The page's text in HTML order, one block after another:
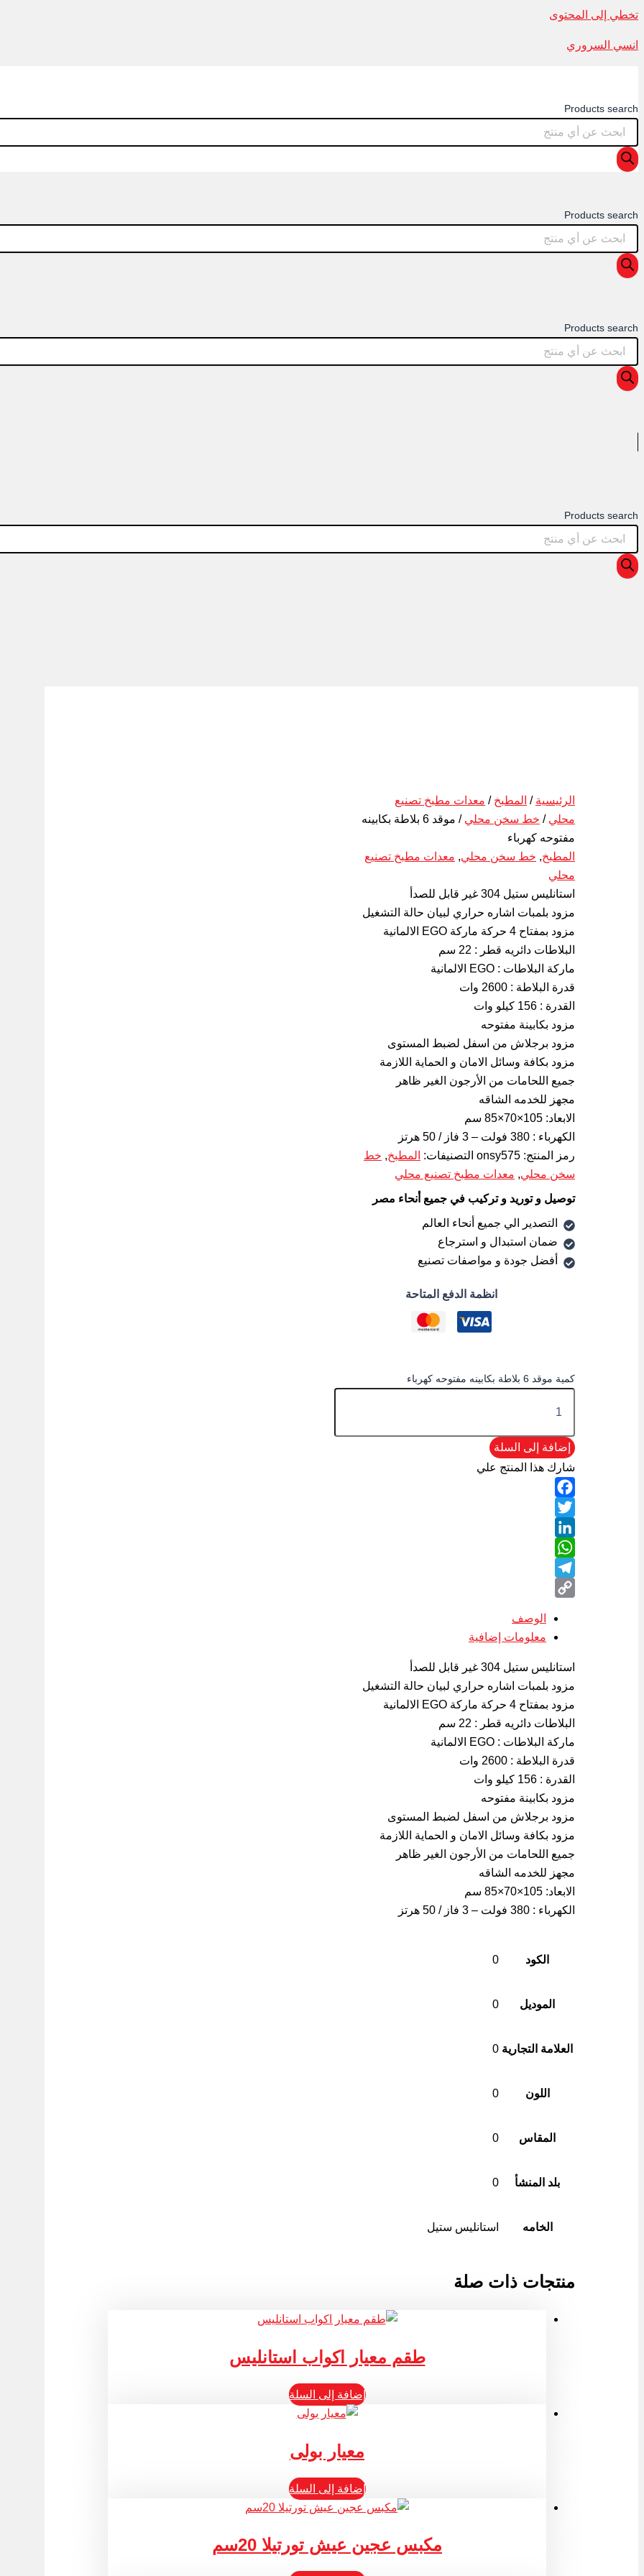
تخطي إلى المحتوى
انسي السروري
Products search
Products search
Products search
Products search
الرئيسية / المطبخ / معدات مطبخ تصنيع
محلي / خط سخن محلي
/ موقد 6 بلاطة بكابينه
مفتوحه كهرباء
المطبخ, خط سخن محلي, معدات مطبخ تصنيع
محلي
استانليس ستيل 304 غير قابل للصدأ
مزود بلمبات اشاره حراري لبيان حالة التشغيل
مزود بمفتاح 4 حركة ماركة EGO الالمانية
البلاطات دائريه قطر : 22 سم
ماركة البلاطات : EGO الالمانية
قدرة البلاطة : 2600 وات
القدرة : 156 كيلو وات
مزود بكابينة مفتوحه
مزود برجلاش من اسفل لضبط المستوى
مزود بكافة وسائل الامان و الحماية اللازمة
جميع اللحامات من الأرجون الغير ظاهر
مجهز للخدمه الشاقه
الابعاد: 105×70×85 سم
الكهرباء : 380 فولت – 3 فاز / 50 هرتز
رمز المنتج: onsy575 التصنيفات: المطبخ, خط
سخن محلي, معدات مطبخ تصنيع محلي
توصيل و توريد و تركيب في جميع أنحاء مصر
التصدير الي جميع أنحاء العالم
ضمان استبدال و استرجاع
أفضل جودة و مواصفات تصنيع
انظمة الدفع المتاحة
كمية موقد 6 بلاطة بكابينه مفتوحه كهرباء
إضافة إلى السلة
شارك هذا المنتج علي
Facebook
Twitter
LinkedIn
WhatsApp
Telegram
الوصف
معلومات إضافية
استانليس ستيل 304 غير قابل للصدأ
مزود بلمبات اشاره حراري لبيان حالة التشغيل
مزود بمفتاح 4 حركة ماركة EGO الالمانية
البلاطات دائريه قطر : 22 سم
ماركة البلاطات : EGO الالمانية
قدرة البلاطة : 2600 وات
القدرة : 156 كيلو وات
مزود بكابينة مفتوحه
مزود برجلاش من اسفل لضبط المستوى
مزود بكافة وسائل الامان و الحماية اللازمة
جميع اللحامات من الأرجون الغير ظاهر
مجهز للخدمه الشاقه
الابعاد: 105×70×85 سم
الكهرباء : 380 فولت – 3 فاز / 50 هرتز
الكود 0
الموديل 0
العلامة التجارية 0
اللون 0
المقاس 0
بلد المنشأ 0
الخامه استانليس ستيل
منتجات ذات صلة
طقم معيار اكواب استانليس
إضافة إلى السلة
معيار بولى
إضافة إلى السلة
مكبس عجين عيش تورتيلا 20سم